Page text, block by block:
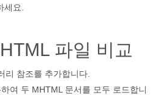
요.
파일 비교
리 참조를 추가합니다.
여 두 MHTML 문서를 모두 로드합니